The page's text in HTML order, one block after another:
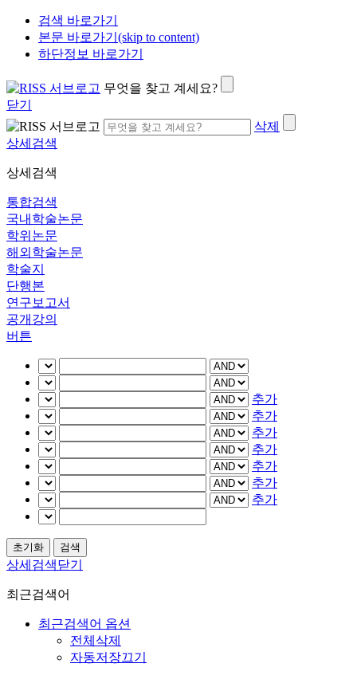
검색 바로가기
본문 바로가기(skip to content)
하단정보 바로가기
무엇을 찾고 계세요?
닫기
삭제
상세검색
상세검색
통합검색
국내학술논문
학위논문
해외학술논문
학술지
단행본
연구보고서
공개강의
버튼
추가
추가
추가
추가
추가
추가
추가
상세검색닫기
최근검색어
최근검색어 옵션
전체삭제
자동저장끄기